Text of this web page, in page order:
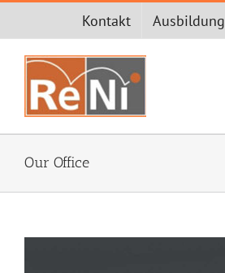
springen
Kontakt Ausbildung
Our Office